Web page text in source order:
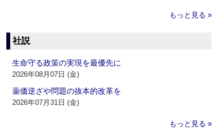
もっと見る »
社説
生命守る政策の実現を最優先に
2026年08月07日 (金)
薬価逆ざや問題の抜本的改革を
2026年07月31日 (金)
もっと見る »